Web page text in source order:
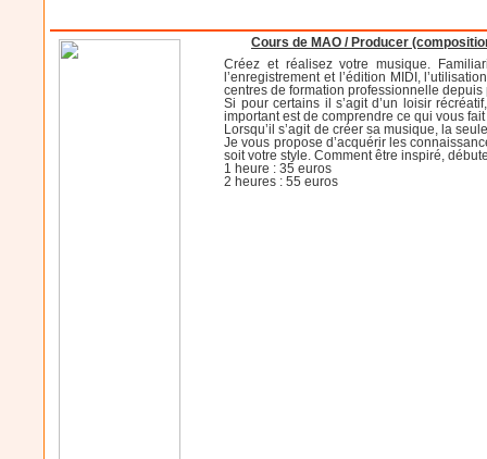
Cours de MAO / Producer
Créez et réalisez votre musique.
l’enregistrement et l’édition MIDI,
centres de formation professionnelle
Si pour certains il s’agit d’un loisir
important est de comprendre ce qui vous
Lorsqu’il s’agit de créer sa musique, la
Je vous propose d’acquérir les
soit votre style. Comment être inspiré,
1 heure : 35 euros
2 heures : 55 euros